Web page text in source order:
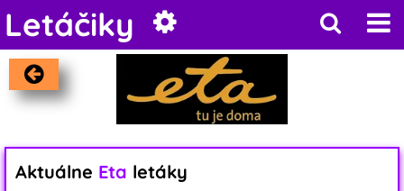
Letáčiky
Aktuálne Eta letáky